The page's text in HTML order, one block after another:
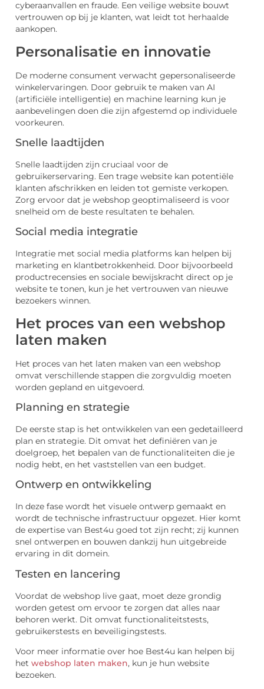
cyberaanvallen en fraude. Een veilige website bouwt
vertrouwen op bij je klanten, wat leidt tot herhaalde
aankopen.
Personalisatie en innovatie
De moderne consument verwacht gepersonaliseerde
winkelervaringen. Door gebruik te maken van AI
(artificiële intelligentie) en machine learning kun je
aanbevelingen doen die zijn afgestemd op individuele
voorkeuren.
Snelle laadtijden
Snelle laadtijden zijn cruciaal voor de
gebruikerservaring. Een trage website kan potentiële
klanten afschrikken en leiden tot gemiste verkopen.
Zorg ervoor dat je webshop geoptimaliseerd is voor
snelheid om de beste resultaten te behalen.
Social media integratie
Integratie met social media platforms kan helpen bij
marketing en klantbetrokkenheid. Door bijvoorbeeld
productrecensies en sociale bewijskracht direct op je
website te tonen, kun je het vertrouwen van nieuwe
bezoekers winnen.
Het proces van een webshop
laten maken
Het proces van het laten maken van een webshop
omvat verschillende stappen die zorgvuldig moeten
worden gepland en uitgevoerd.
Planning en strategie
De eerste stap is het ontwikkelen van een gedetailleerd
plan en strategie. Dit omvat het definiëren van je
doelgroep, het bepalen van de functionaliteiten die je
nodig hebt, en het vaststellen van een budget.
Ontwerp en ontwikkeling
In deze fase wordt het visuele ontwerp gemaakt en
wordt de technische infrastructuur opgezet. Hier komt
de expertise van Best4u goed tot zijn recht; zij kunnen
snel ontwerpen en bouwen dankzij hun uitgebreide
ervaring in dit domein.
Testen en lancering
Voordat de webshop live gaat, moet deze grondig
worden getest om ervoor te zorgen dat alles naar
behoren werkt. Dit omvat functionaliteitstests,
gebruikerstests en beveiligingstests.
Voor meer informatie over hoe Best4u kan helpen bij
het webshop laten maken, kun je hun website
bezoeken.